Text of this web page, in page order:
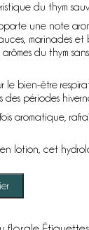
du thym
une note
marinades et
du thym
le bien-être
périodes
aromatique,
lotion, cet